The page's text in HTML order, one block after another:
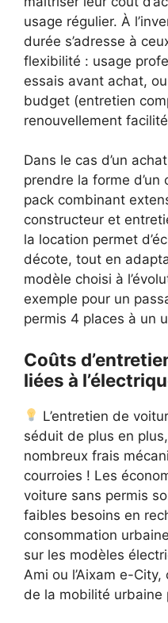
usage régulier. À
durée s’adresse à
flexibilité : usage
essais avant achat,
budget (entretien
renouvellement
Dans le cas d’un
prendre la forme d’un
pack combinant
constructeur et
la location permet
décote, tout en
modèle choisi à
exemple pour un
permis 4 places à un
Coûts
liées à
L’entretien de
séduit de plus en
nombreux frais
courroies ! Les
voiture sans permis
faibles besoins en
consommation
sur les modèles
Ami ou l’Aixam e-
de la mobilité urbaine